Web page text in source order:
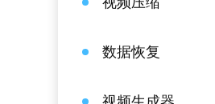
数据恢复